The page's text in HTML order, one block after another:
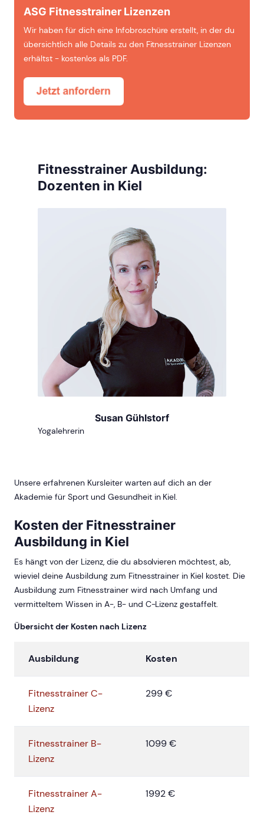
ASG Fitnesstrainer Lizenzen
Wir haben für dich eine Infobroschüre erstellt, in der du
übersichtlich alle Details zu den Fitnesstrainer Lizenzen
erhältst - kostenlos als PDF.
Fitnesstrainer Ausbildung:
Dozenten in Kiel
Susan Gühlstorf
Yogalehrerin
Unsere erfahrenen Kursleiter warten auf dich an der
Akademie für Sport und Gesundheit in Kiel.
Kosten der Fitnesstrainer
Ausbildung in Kiel
Es hängt von der Lizenz, die du absolvieren möchtest, ab,
wieviel deine Ausbildung zum Fitnesstrainer in Kiel kostet. Die
Ausbildung zum Fitnesstrainer wird nach Umfang und
vermitteltem Wissen in A-, B- und C-Lizenz gestaffelt.
Übersicht der Kosten nach Lizenz
Ausbildung Kosten
Fitnesstrainer C-
Lizenz
299 €
Fitnesstrainer B-
Lizenz
1099 €
Fitnesstrainer A-
Lizenz
1992 €